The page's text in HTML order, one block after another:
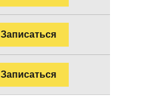
Записаться
Записаться